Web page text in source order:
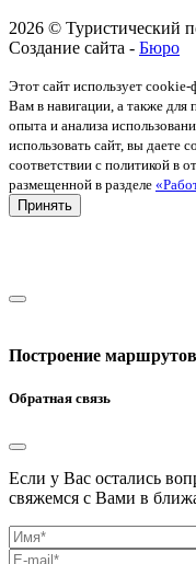
2026 © Туристический
Создание сайта - Бюро
Этот сайт использует
Вам в навигации, а также для
опыта и анализа
использовать сайт, вы даете
соответствии с политикой в
размещенной в разделе
Принять
Построение маршрутов
Обратная связь
Если у Вас остались
свяжемся с Вами в